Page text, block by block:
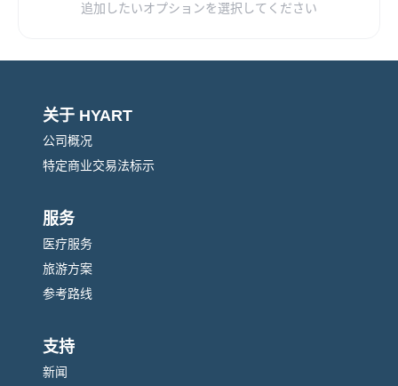
common_option
幽门螺杆菌检测
乙肝表面抗原
common_option
追加したいオプションを選択してください
关于 HYART
公司概况
特定商业交易法标示
服务
医疗服务
旅游方案
参考路线
支持
新闻